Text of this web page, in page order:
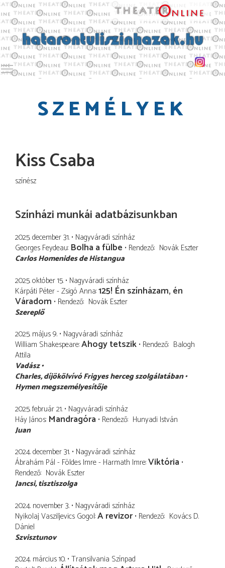
Toggle main menu visibility
SZEMÉLYEK
Kiss Csaba
színész
Színházi munkái adatbázisunkban
2025. december 31. Nagyváradi színház
Georges Feydeau Bolha a fülbe Rendező Novák Eszter
Carlos Homenides de Histangua
2025. október 15. Nagyváradi színház
Kárpáti Péter - Zsigó Anna 125! Én színházam, én
Váradom Rendező Novák Eszter
Szereplő
2025. május 9. Nagyváradi színház
William Shakespeare Ahogy tetszik Rendező Balogh
Attila
Vadász
Charles díjökölvívó Frigyes herceg szolgálatában
Hymen megszemélyesítője
2025. február 21. Nagyváradi színház
Háy János Mandragóra Rendező Hunyadi István
Juan
2024. december 31. Nagyváradi színház
Ábrahám Pál - Földes Imre - Harmath Imre Viktória
Rendező Novák Eszter
Jancsi tisztiszolga
2024. november 3. Nagyváradi színház
Nyikolaj Vasziljevics Gogol A revizor Rendező Kovács D.
Dániel
Szvisztunov
2024. március 10. Transilvania Színpad